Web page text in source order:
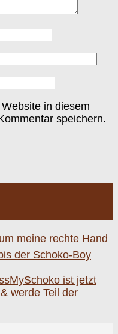
in diesem
speichern.
meine rechte Hand
der Schoko-Boy
ist jetzt
werde Teil der